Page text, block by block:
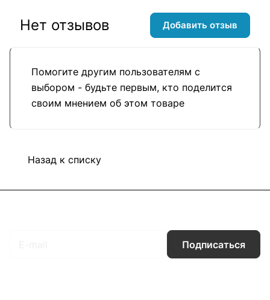
Помогите другим пользователям с
выбором - будьте первым, кто поделится
своим мнением об этом товаре
Нет отзывов Добавить отзыв
Назад к списку
Подписаться